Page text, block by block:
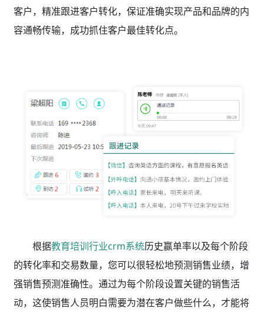
客户，精准跟进客户转化，保证准确实现产品和品牌的内
容通畅传输，成功抓住客户最佳转化点。
根据教育培训行业crm系统历史赢单率以及每个阶段
的转化率和交易数量，您可以很轻松地预测销售业绩，增
强销售预测准确性。通过为每个阶段设置关键的销售活
动，这使销售人员明白需要为潜在客户做些什么，才能将